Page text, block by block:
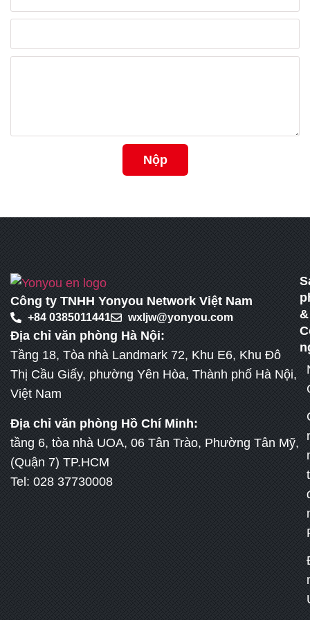
Nộp
Công ty TNHH Yonyou Network Việt Nam
+84 0385011441 wxljw@yonyou.com
Địa chỉ văn phòng Hà Nội:
Tầng 18, Tòa nhà Landmark 72, Khu E6, Khu Đô
Thị Cầu Giấy, phường Yên Hòa, Thành phố Hà Nội,
Việt Nam
Địa chỉ văn phòng Hồ Chí Minh:
tầng 6, tòa nhà UOA, 06 Tân Trào, Phường Tân Mỹ,
(Quận 7) TP.HCM
Tel: 028 37730008
&